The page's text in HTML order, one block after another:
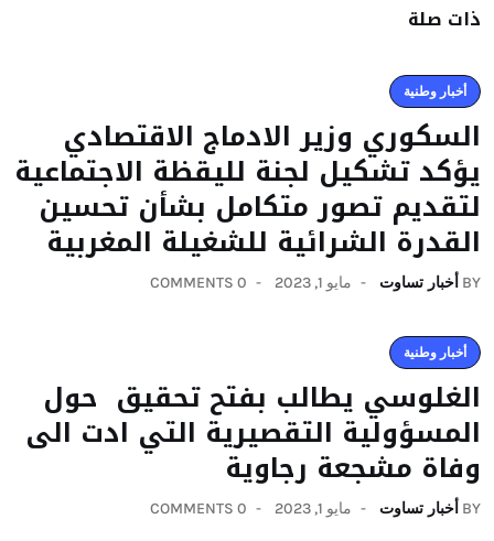
ذات صلة
أخبار وطنية
السكوري وزير الادماج الاقتصادي
يؤكد تشكيل لجنة لليقظة الاجتماعية
لتقديم تصور متكامل بشأن تحسين
القدرة الشرائية للشغيلة المغربية
BY أخبار تساوت مايو 1, 2023 0 COMMENTS
أخبار وطنية
الغلوسي يطالب بفتح تحقيق حول
المسؤولية التقصيرية التي ادت الى
وفاة مشجعة رجاوية
BY أخبار تساوت مايو 1, 2023 0 COMMENTS